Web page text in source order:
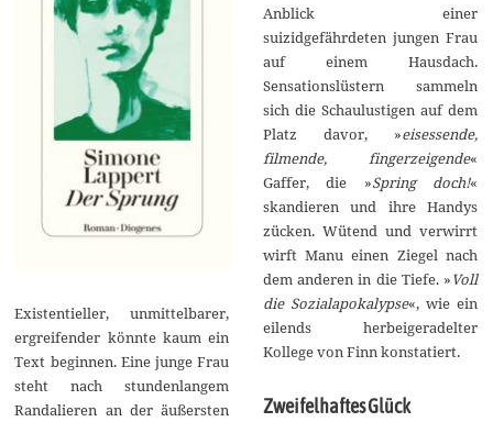
Existentieller, unmittelbarer,
ergreifender könnte kaum ein
Text beginnen. Eine junge Frau
steht nach stundenlangem
Randalieren an der äußersten
Anblick einer
suizidgefährdeten jungen Frau
auf einem Hausdach.
Sensationslüstern sammeln
sich die Schaulustigen auf dem
Platz davor, »eisessende,
filmende, fingerzeigende«
Gaffer, die »Spring doch!«
skandieren und ihre Handys
zücken. Wütend und verwirrt
wirft Manu einen Ziegel nach
dem anderen in die Tiefe. »Voll
die Sozialapokalypse«, wie ein
eilends herbeigeradelter
Kollege von Finn konstatiert.
Zweifelhaftes Glück